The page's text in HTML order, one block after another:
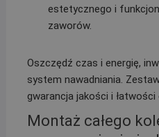
estetycznego i
zaworów.
Oszczędź czas i energię,
system nawadniania.
gwarancja jakości i łatwości
Montaż całego